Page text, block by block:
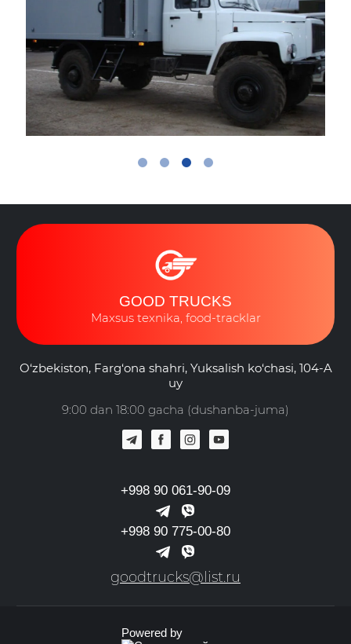
GOOD TRUCKS
Maxsus texnika, food-tracklar
O‘zbekiston, Farg‘ona shahri, Yuksalish ko‘chasi, 104-A
uy
9:00 dan 18:00 gacha (dushanba-juma)
+998 90 061-90-09
+998 90 775-00-80
goodtrucks@list.ru
Powered by